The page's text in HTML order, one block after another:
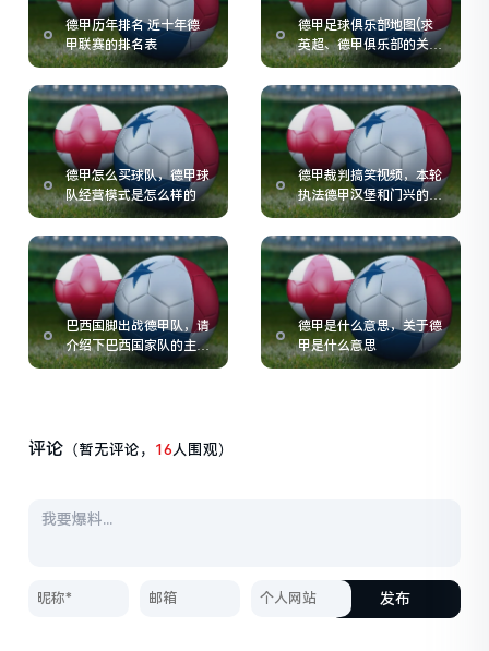
德甲历年排名 近十年德
甲联赛的排名表
德甲足球俱乐部地图(求
英超、德甲俱乐部的关系
图)
德甲怎么买球队，德甲球
队经营模式是怎么样的
德甲裁判搞笑视频，本轮
执法德甲汉堡和门兴的主
裁判是谁
巴西国脚出战德甲队，请
介绍下巴西国家队的主力
左后卫安德烈
德甲是什么意思，关于德
甲是什么意思
评论 （暂无评论， 16人围观）
发布